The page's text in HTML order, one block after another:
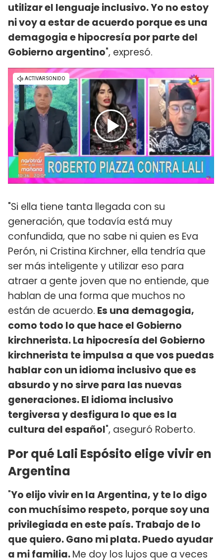
utilizar el lenguaje inclusivo. Yo no estoy
ni voy a estar de acuerdo porque es una
demagogia e hipocresía por parte del
Gobierno argentino", expresó.
"Si ella tiene tanta llegada con su
generación, que todavía está muy
confundida, que no sabe ni quien es Eva
Perón, ni Cristina Kirchner, ella tendría que
ser más inteligente y utilizar eso para
atraer a gente joven que no entiende, que
hablan de una forma que muchos no
están de acuerdo. Es una demagogia,
como todo lo que hace el Gobierno
kirchnerista. La hipocresía del Gobierno
kirchnerista te impulsa a que vos puedas
hablar con un idioma inclusivo que es
absurdo y no sirve para las nuevas
generaciones. El idioma inclusivo
tergiversa y desfigura lo que es la
cultura del español", aseguró Roberto.
Por qué Lali Espósito elige vivir en
Argentina
"Yo elijo vivir en la Argentina, y te lo digo
con muchísimo respeto, porque soy una
privilegiada en este país. Trabajo de lo
que quiero. Gano mi plata. Puedo ayudar
a mi familia.Me doy los lujos que a veces